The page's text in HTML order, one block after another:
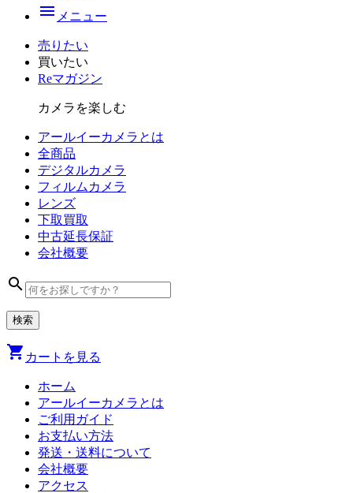
menu メニュー
売りたい
買いたい
Reマガジン
カメラを楽しむ
アールイーカメラとは
全商品
デジタルカメラ
フィルム カメラ
レンズ
下取買取
中古延長保証
会社概要
search
shopping_cart カートを見る
ホーム
アールイーカメラとは
ご利用ガイド
お支払い方法
発送・送料について
会社概要
アクセス